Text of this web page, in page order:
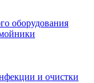
оборудования
и очистки